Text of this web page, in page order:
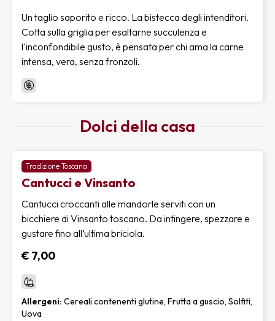
Un taglio saporito e ricco. La bistecca degli intenditori.
Cotta sulla griglia per esaltarne succulenza e
l'inconfondibile gusto, è pensata per chi ama la carne
intensa, vera, senza fronzoli.
Dolci della casa
Tradizione Toscana
Cantucci e Vinsanto
Cantucci croccanti alle mandorle serviti con un
bicchiere di Vinsanto toscano. Da intingere, spezzare e
gustare fino all’ultima briciola.
€ 7,00
Allergeni: Cereali contenenti glutine, Frutta a guscio, Solfiti,
Uova